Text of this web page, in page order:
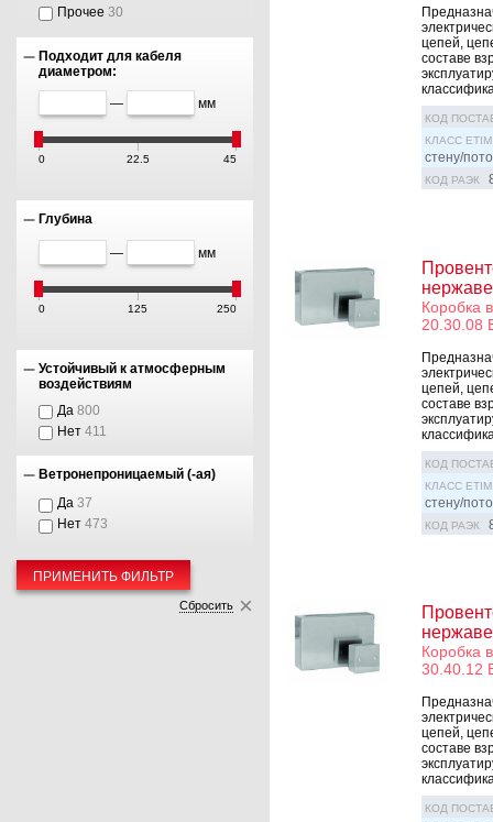
Прочее 30
Подходит для кабеля
диаметром:
— мм
0 22.5 45
Глубина
— мм
0 125 250
Устойчивый к атмосферным
воздействиям
Да 800
Нет 411
Ветронепроницаемый (-ая)
Да 37
Нет 473
ПРИМЕНИТЬ ФИЛЬТР
Сбросить
цепей,
составе
КОД
КЛАСС ETIM
стену/
КОД РАЭК
Коробка
20.30.08
цепей,
составе
КОД
КЛАСС ETIM
стену/
КОД РАЭК
Коробка
30.40.12
цепей,
составе
КОД